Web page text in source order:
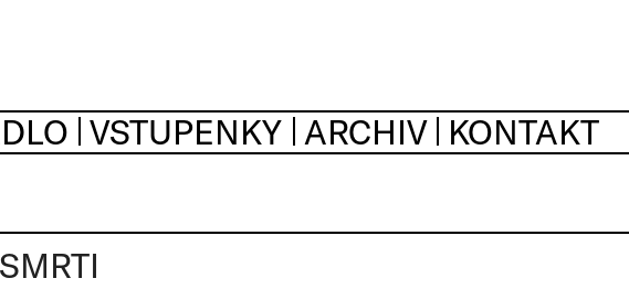
VSTUPENKY ARCHIV KONTAKT